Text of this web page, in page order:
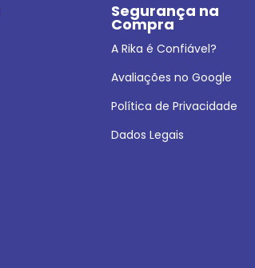
Segurança na
Compra
A Rika é Confiável?
Avaliações no Google
Política de Privacidade
Dados Legais